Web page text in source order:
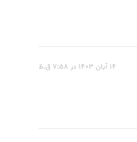
۱۴ آبان ۱۴۰۳ در ۷:۵۸ ق.ظ